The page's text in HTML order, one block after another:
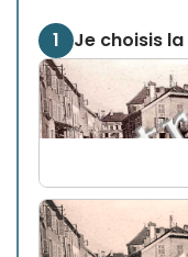
1 Je choisis